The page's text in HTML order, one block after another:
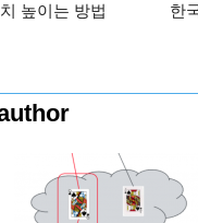
높이는 방법
한